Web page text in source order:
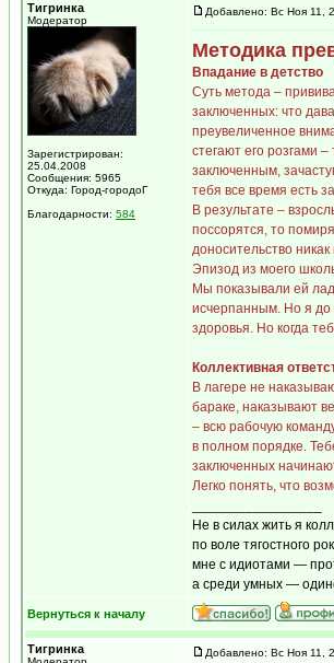
Тигринка
Модератор
Зарегистрирован:
25.04.2008
Сообщения: 5965
Откуда: Город-городоГ
Благодарности: 584
Добавлено: Вс Ноя 11,
Методика
Впадание в детство
Суть метода –
заключенных: что
преувеличенное
стегают его розгами
заключенным,
тебя все время есть
В результате –
поссорятся, то
доносительство
Эпизод из моего
Мы показывали ей
исчерпанным. Но я до
здоровья. Но когда
Коллективная
В лагере не
бараке, наказывают
– всю рабочую
в полном порядке.
заключенных
Легко понять, что
Не в силах жить я
по воле тягостного
мне с идиотами —
а среди умных —
Вернуться к началу
Тигринка Добавлено: Вс Ноя 11,